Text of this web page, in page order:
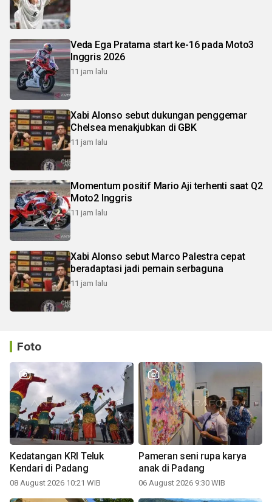
Veda Ega Pratama start ke-16 pada Moto3
Inggris 2026
11 jam lalu
Xabi Alonso sebut dukungan penggemar
Chelsea menakjubkan di GBK
11 jam lalu
Momentum positif Mario Aji terhenti saat Q2
Moto2 Inggris
11 jam lalu
Xabi Alonso sebut Marco Palestra cepat
beradaptasi jadi pemain serbaguna
11 jam lalu
Foto
Kedatangan KRI Teluk
Kendari di Padang
08 August 2026 10:21 WIB
Pameran seni rupa karya
anak di Padang
06 August 2026 9:30 WIB